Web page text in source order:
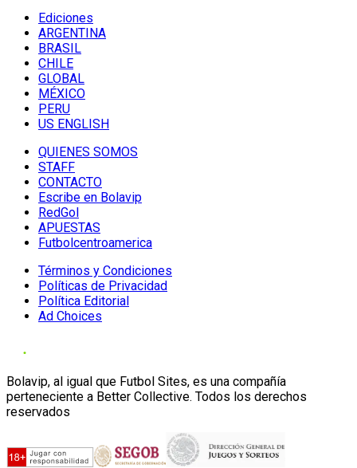
Ediciones
ARGENTINA
BRASIL
CHILE
GLOBAL
MÉXICO
PERU
US ENGLISH
QUIENES SOMOS
STAFF
CONTACTO
Escribe en Bolavip
RedGol
APUESTAS
Futbolcentroamerica
Términos y Condiciones
Políticas de Privacidad
Política Editorial
Ad Choices
Bolavip, al igual que Futbol Sites, es una compañía
perteneciente a Better Collective. Todos los derechos
reservados